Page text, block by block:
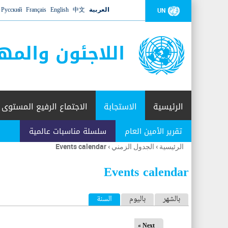
UN العربية 中文
English
Français
Русский
اللاجئون
الرئيسية الاستجابة
تقرير الأمين العام سلسلة مناسبات عالمية
الاجتماع الرفيع المستوى
أنت
هنا
الرئيسية › الجدول الزمني ›
Events calendar
Events calendar
ا بالشهر باليوم السنة (علامة التبويب النشطة)